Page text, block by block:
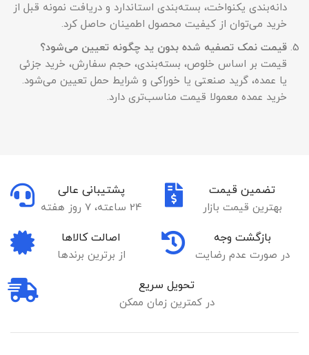
دانه‌بندی یکنواخت، بسته‌بندی استاندارد و دریافت نمونه قبل از
خرید می‌توان از کیفیت محصول اطمینان حاصل کرد.
قیمت نمک تصفیه شده بدون ید چگونه تعیین می‌شود؟
قیمت بر اساس خلوص، بسته‌بندی، حجم سفارش، خرید جزئی
یا عمده، گرید صنعتی یا خوراکی و شرایط حمل تعیین می‌شود.
خرید عمده معمولا قیمت مناسب‌تری دارد.
تضمین قیمت
بهترین قیمت بازار
پشتیبانی عالی
24 ساعته، 7 روز هفته
بازگشت وجه
در صورت عدم رضایت
اصالت کالاها
از برترین برندها
تحویل سریع
در کمترین زمان ممکن